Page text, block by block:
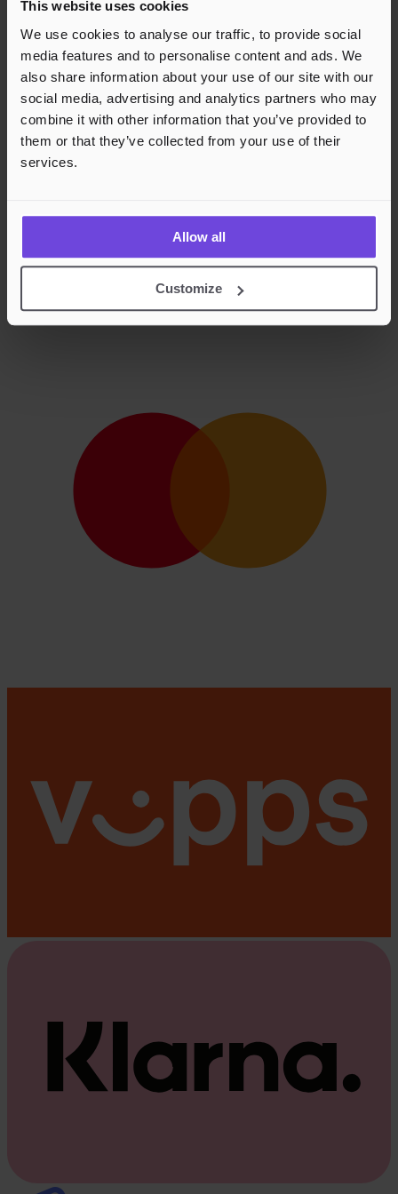
This website uses cookies
We use cookies to analyse our traffic, to provide social
media features and to personalise content and ads. We
also share information about your use of our site with our
social media, advertising and analytics partners who may
combine it with other information that you’ve provided to
them or that they’ve collected from your use of their
services.
Allow all
Customize
Rask og sikker betalingsbehandling